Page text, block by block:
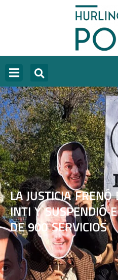
LA JUSTICIA FRENÓ
INTI Y SUSPENDIÓ
DE 900 SERVICIOS